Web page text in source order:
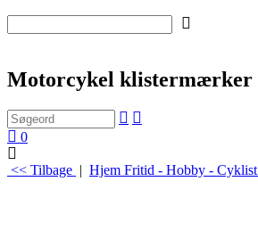
Motorcykel klistermærker
0
<< Tilbage | Hjem Fritid - Hobby - Cyklist